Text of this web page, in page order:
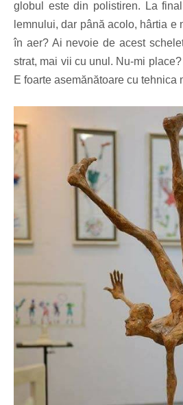
globul este din polistiren. La
lemnului, dar până acolo, hârtia e
în aer? Ai nevoie de acest
strat, mai vii cu unul. Nu-mi
E foarte asemănătoare cu tehnica